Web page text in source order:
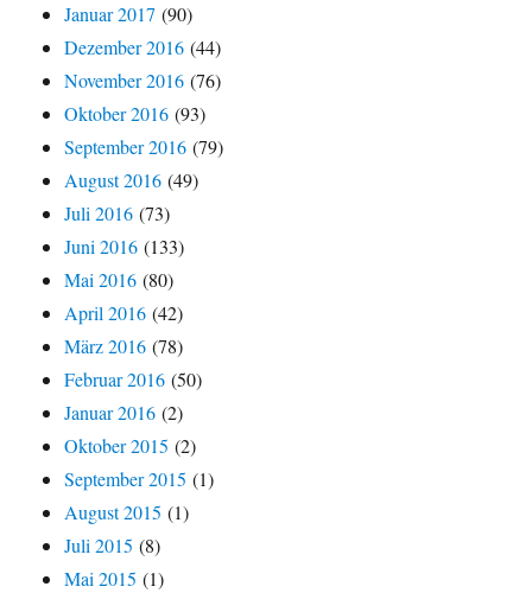
Januar 2017 (90)
Dezember 2016 (44)
November 2016 (76)
Oktober 2016 (93)
September 2016 (79)
August 2016 (49)
Juli 2016 (73)
Juni 2016 (133)
Mai 2016 (80)
April 2016 (42)
März 2016 (78)
Februar 2016 (50)
Januar 2016 (2)
Oktober 2015 (2)
September 2015 (1)
August 2015 (1)
Juli 2015 (8)
Mai 2015 (1)